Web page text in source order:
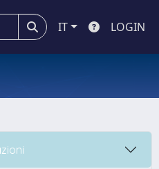
IT LOGIN